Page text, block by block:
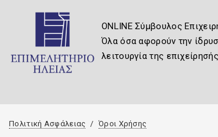
ONLINE Σύμβουλος
Όλα όσα αφορούν την
λειτουργία της
Πολιτική Ασφάλειας Όροι Χρήσης